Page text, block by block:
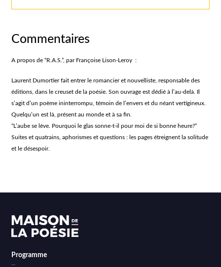
Commentaires
A propos de “R.A.S.”, par Françoise Lison-Leroy :
Laurent Dumortier fait entrer le romancier et nouvelliste, responsable des
éditions, dans le creuset de la poésie. Son ouvrage est dédié à l’au-delà. Il
s’agit d’un poème ininterrompu, témoin de l’envers et du néant vertigineux.
Quelqu’un est là, présent au monde et à sa fin.
“L’aube se lève. Pourquoi le glas sonne-t-il pour moi de si bonne heure?”
Suites et quatrains, aphorismes et questions : les pages étreignent la solitude
et le désespoir.
Programme